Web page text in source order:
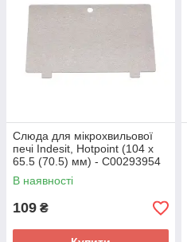
Слюда для мікрохвильової
печі Indesit, Hotpoint (104 x
65.5 (70.5) мм) - C00293954
(оригінал)
В наявності
109 ₴